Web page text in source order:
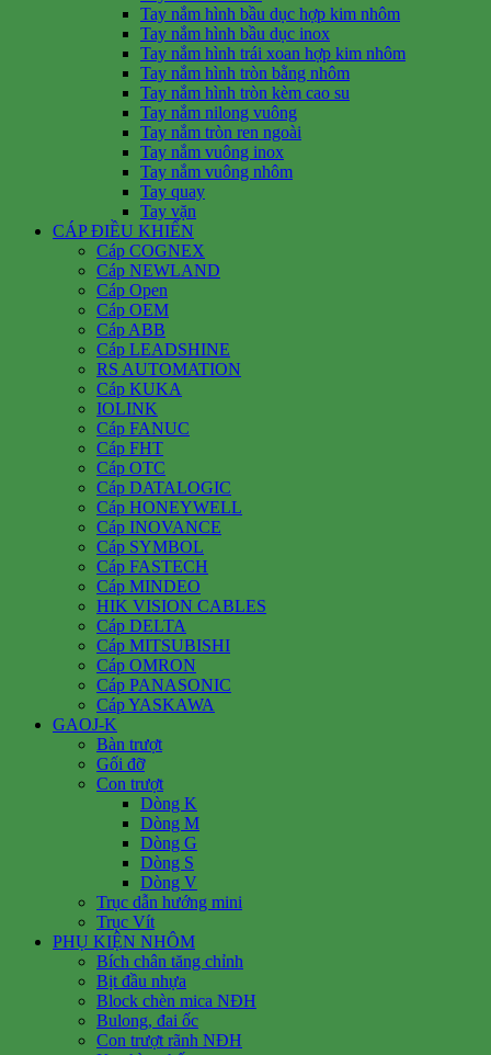
Tay nắm hình bầu dục hợp kim nhôm
Tay nắm hình bầu dục inox
Tay nắm hình trái xoan hợp kim nhôm
Tay nắm hình tròn bằng nhôm
Tay nắm hình tròn kèm cao su
Tay nắm nilong vuông
Tay nắm tròn ren ngoài
Tay nắm vuông inox
Tay nắm vuông nhôm
Tay quay
Tay vặn
CÁP ĐIỀU KHIỂN
Cáp COGNEX
Cáp NEWLAND
Cáp Open
Cáp OEM
Cáp ABB
Cáp LEADSHINE
RS AUTOMATION
Cáp KUKA
IOLINK
Cáp FANUC
Cáp FHT
Cáp OTC
Cáp DATALOGIC
Cáp HONEYWELL
Cáp INOVANCE
Cáp SYMBOL
Cáp FASTECH
Cáp MINDEO
HIK VISION CABLES
Cáp DELTA
Cáp MITSUBISHI
Cáp OMRON
Cáp PANASONIC
Cáp YASKAWA
GAOJ-K
Bàn trượt
Gối đỡ
Con trượt
Dòng K
Dòng M
Dòng G
Dòng S
Dòng V
Trục dẫn hướng mini
Trục Vít
PHỤ KIỆN NHÔM
Bích chân tăng chỉnh
Bịt đầu nhựa
Block chèn mica NĐH
Bulong, đai ốc
Con trượt rãnh NĐH